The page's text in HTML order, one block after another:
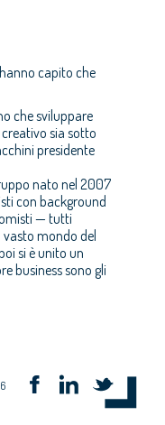
capito che
che sviluppare
sia sotto
presidente
nato nel 2007
con background
— tutti
vasto mondo del
si è unito un
business sono gli